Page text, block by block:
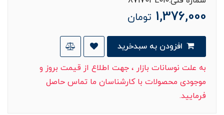
1,376,000 تومان
به علت نوسانات بازار ، جهت اطلاع از قیمت بروز و
موجودی محصولات با کارشناسان ما تماس حاصل
فرمایید.